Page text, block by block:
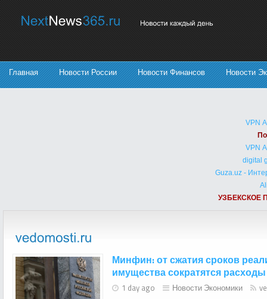
Главная Новости России Новости Финансов Новости
VPN
VPN
digital
Guza.uz -
УЗБЕКСКОЕ
Минфин: от сжатия сроков
имущества сократятся расходы
1 day ago Новости Экономики